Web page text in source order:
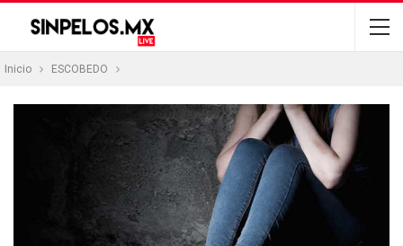
Inicio ESCOBEDO